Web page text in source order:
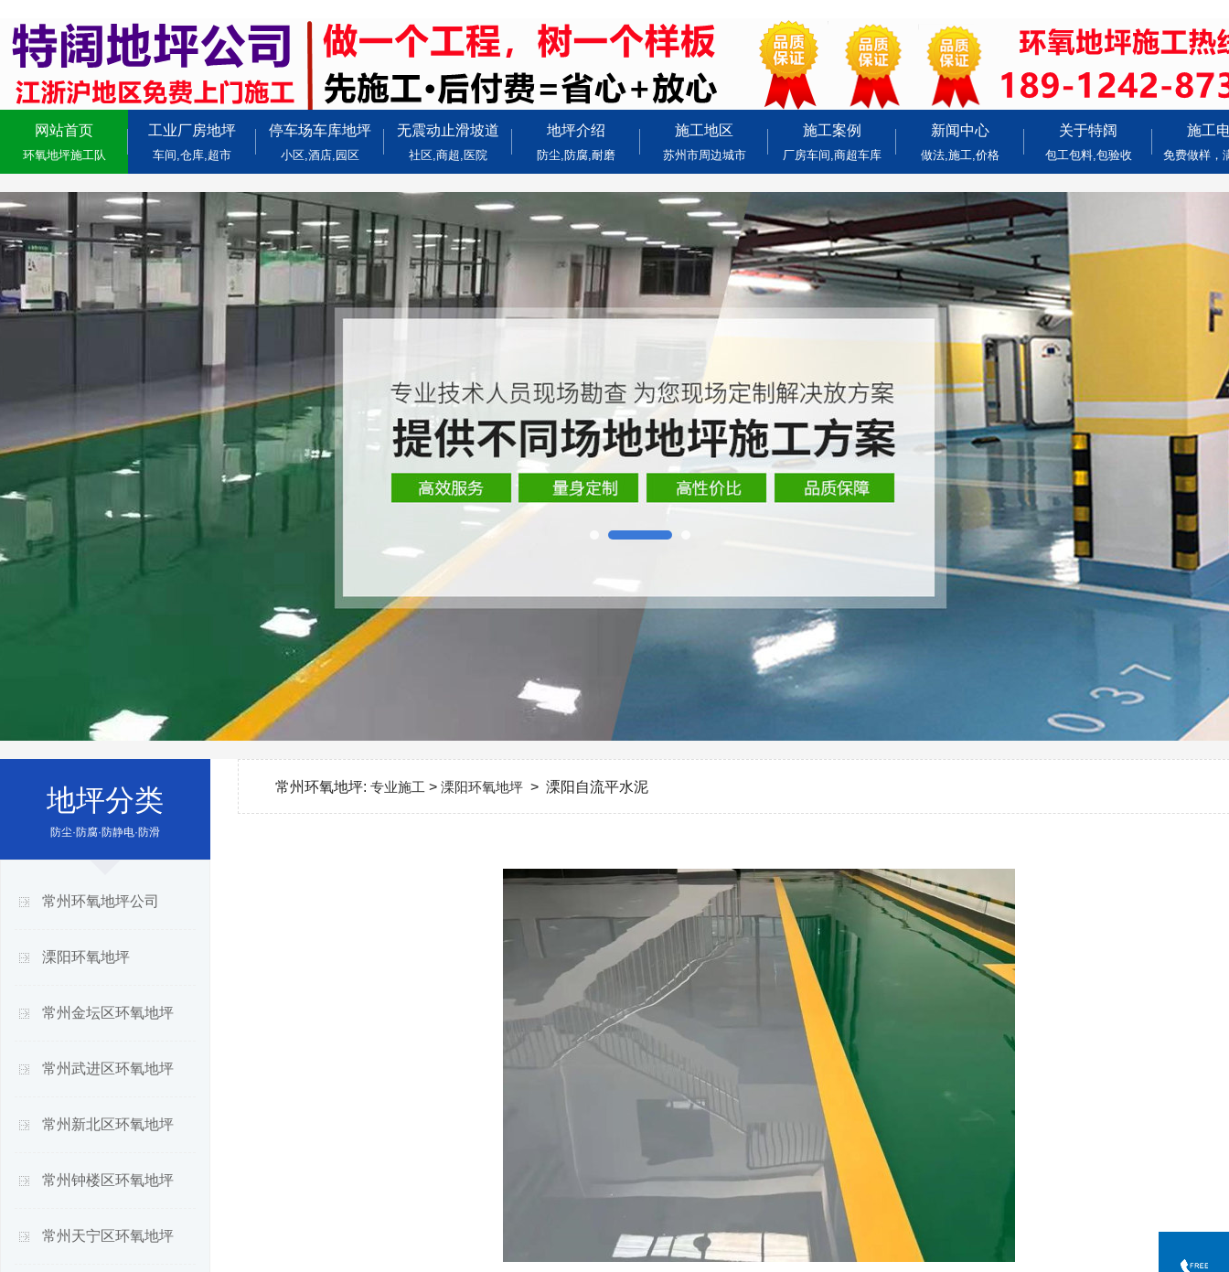
网站首页
环氧地坪施工队
工业厂房地坪
车间,仓库,超市
停车场车库地坪
小区,酒店,园区
无震动止滑坡道
社区,商超,医院
地坪介绍
防尘,防腐,耐磨
施工地区
苏州市周边城市
施工案例
厂房车间,商超车库
新闻中心
做法,施工,价格
关于特阔
包工包料,包验收
施工
免费做样，
地坪分类
防尘·防腐·防静电·防滑
常州环氧地坪公司
溧阳环氧地坪
常州金坛区环氧地坪
常州武进区环氧地坪
常州新北区环氧地坪
常州钟楼区环氧地坪
常州天宁区环氧地坪
常州环氧地坪: 专业施工 > 溧阳环氧地坪 > 溧阳自流平水泥